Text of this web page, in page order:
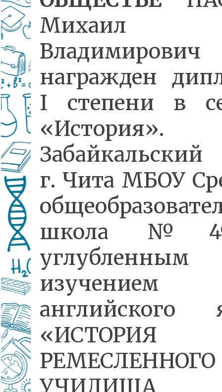
Михаил
награжден
I степени в
«История».
Забайкальский
г. Чита МБОУ
школа
углубленным
изучением
английского
«ИСТОРИЯ
РЕМЕСЛЕННОГО
УЧИЛИЩА